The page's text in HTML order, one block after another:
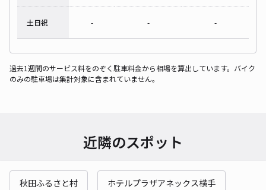
土日祝 - - -
過去1週間のサービス料をのぞく駐車料金から相場を算出しています。バイク
のみの駐車場は集計対象に含まれていません。
近隣のスポット
秋田ふるさと村 ホテルプラザアネックス横手